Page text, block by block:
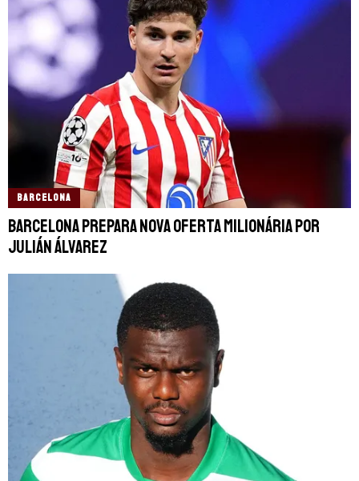
BARCELONA
Barcelona prepara nova oferta milionária por
Julián Álvarez